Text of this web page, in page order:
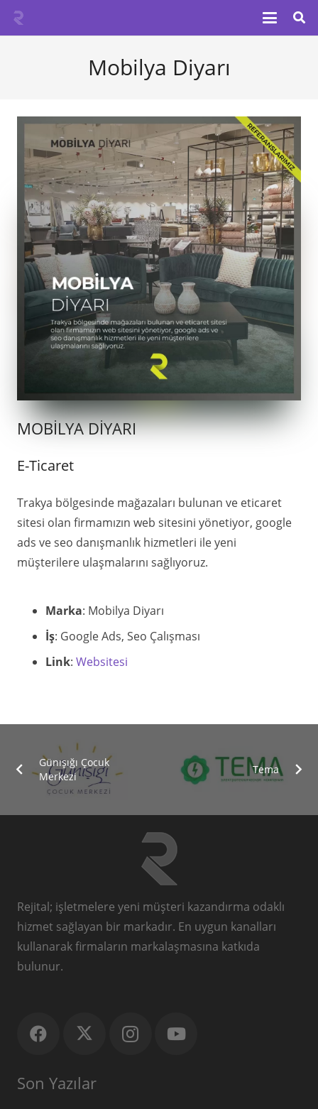
Mobilya Diyarı
MOBİLYA DİYARI
E-Ticaret
Trakya bölgesinde mağazaları bulunan ve eticaret
sitesi olan firmamızın web sitesini yönetiyor, google
ads ve seo danışmanlık hizmetleri ile yeni
müşterilere ulaşmalarını sağlıyoruz.
Marka: Mobilya Diyarı
İş: Google Ads, Seo Çalışması
Link: Websitesi
Günışığı Çocuk
Merkezi
Tema
Rejital; işletmelere yeni müşteri kazandırma odaklı
hizmet sağlayan bir markadır. En uygun kanalları
kullanarak firmaların markalaşmasına katkıda
bulunur.
Son Yazılar